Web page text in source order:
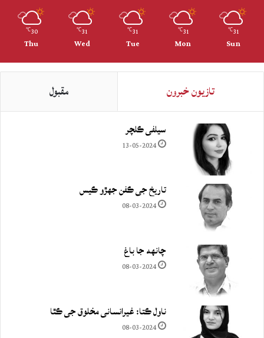
31
℃
Sun
31
℃
Mon
31
℃
Tue
31
℃
Wed
30
℃
Thu
تازيون خبرون مقبول
سيلفي ڪلچر
13-05-2024
تاريخ جي ڪفن جھڙو ڪيس
08-03-2024
چانهه جا باغ
08-03-2024
ناول ڪتا: غيرانساني مخلوق جي ڪٿا
08-03-2024